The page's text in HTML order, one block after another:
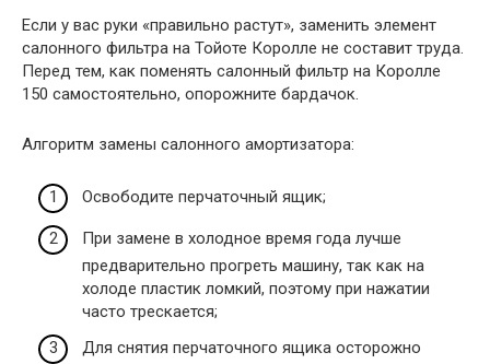
Если у вас руки «правильно растут», заменить элемент
салонного фильтра на Тойоте Королле не составит труда.
Перед тем, как поменять салонный фильтр на Королле
150 самостоятельно, опорожните бардачок.
Алгоритм замены салонного амортизатора:
Освободите перчаточный ящик;
При замене в холодное время года лучше
предварительно прогреть машину, так как на
холоде пластик ломкий, поэтому при нажатии
часто трескается;
Для снятия перчаточного ящика осторожно